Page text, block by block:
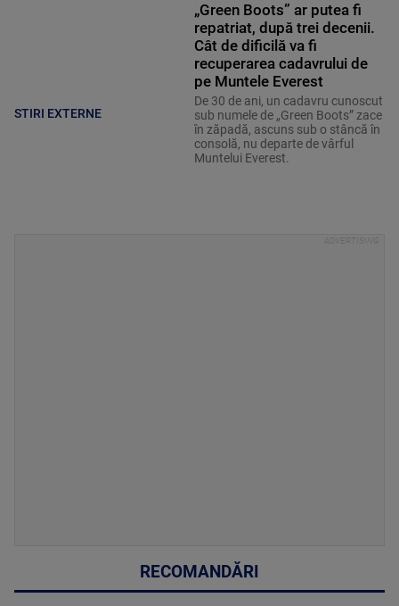
STIRI EXTERNE
„Green Boots” ar putea fi
repatriat, după trei decenii.
Cât de dificilă va fi
recuperarea cadavrului de
pe Muntele Everest
De 30 de ani, un cadavru cunoscut
sub numele de „Green Boots” zace
în zăpadă, ascuns sub o stâncă în
consolă, nu departe de vârful
Muntelui Everest.
RECOMANDĂRI